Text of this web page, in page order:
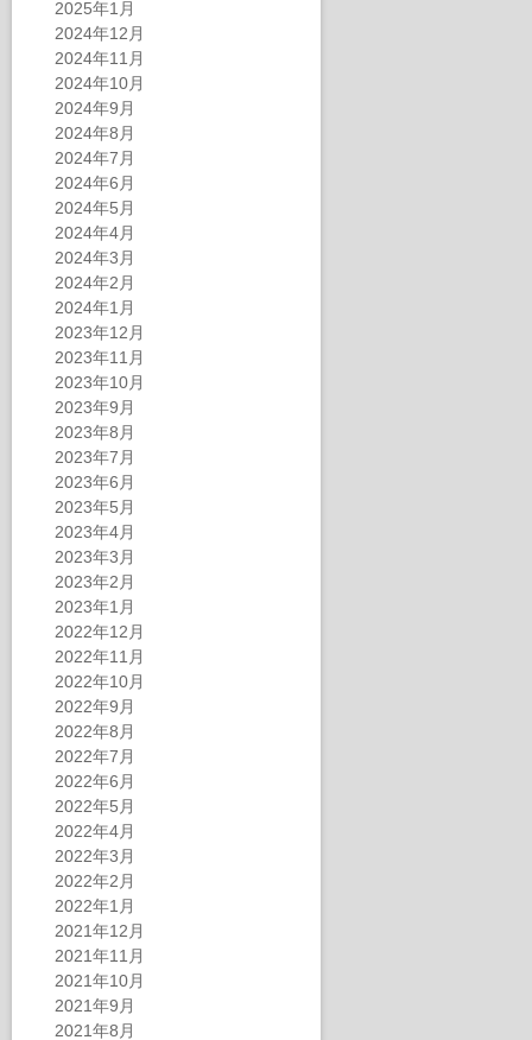
2025年1月
2024年12月
2024年11月
2024年10月
2024年9月
2024年8月
2024年7月
2024年6月
2024年5月
2024年4月
2024年3月
2024年2月
2024年1月
2023年12月
2023年11月
2023年10月
2023年9月
2023年8月
2023年7月
2023年6月
2023年5月
2023年4月
2023年3月
2023年2月
2023年1月
2022年12月
2022年11月
2022年10月
2022年9月
2022年8月
2022年7月
2022年6月
2022年5月
2022年4月
2022年3月
2022年2月
2022年1月
2021年12月
2021年11月
2021年10月
2021年9月
2021年8月